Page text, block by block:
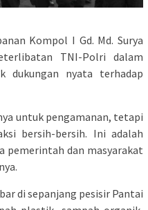
Kompol I Gd. Md. Surya
TNI-Polri dalam
dukungan nyata terhadap
untuk pengamanan, tetapi
bersih-bersih. Ini adalah
pemerintah dan masyarakat
di sepanjang pesisir Pantai